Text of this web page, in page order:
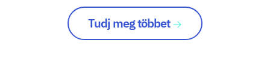
Tudj meg többet